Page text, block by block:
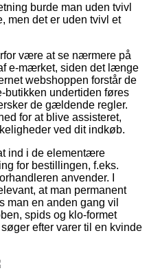
burde man uden tvivl
men det er uden tvivl et
være at se nærmere på
e-mærket, siden det længe
webshoppen forstår de
butikken undertiden føres
de gældende regler.
for at blive assisteret,
ved dit indkøb.
ind i de elementære
for bestillingen, f.eks.
anvender. I
at man permanent
man en anden gang vil
spids og klo-formet
efter varer til en kvinde